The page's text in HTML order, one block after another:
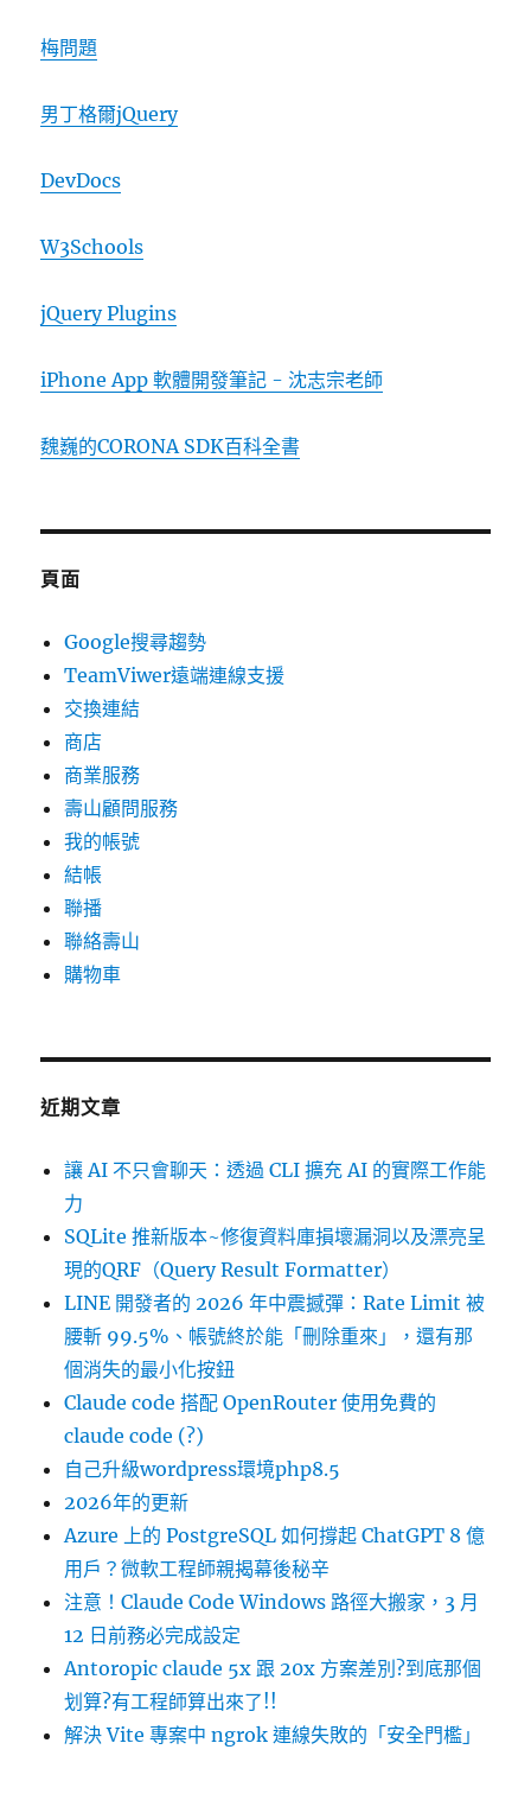
梅問題
男丁格爾jQuery
DevDocs
W3Schools
jQuery Plugins
iPhone App 軟體開發筆記 - 沈志宗老師
魏巍的CORONA SDK百科全書
頁面
Google搜尋趨勢
TeamViwer遠端連線支援
交換連結
商店
商業服務
壽山顧問服務
我的帳號
結帳
聯播
聯絡壽山
購物車
近期文章
讓 AI 不只會聊天：透過 CLI 擴充 AI 的實際工作能
力
SQLite 推新版本~修復資料庫損壞漏洞以及漂亮呈
現的QRF（Query Result Formatter）
LINE 開發者的 2026 年中震撼彈：Rate Limit 被
腰斬 99.5%、帳號終於能「刪除重來」，還有那
個消失的最小化按鈕
Claude code 搭配 OpenRouter 使用免費的
claude code (?)
自己升級wordpress環境php8.5
2026年的更新
Azure 上的 PostgreSQL 如何撐起 ChatGPT 8 億
用戶？微軟工程師親揭幕後秘辛
注意！Claude Code Windows 路徑大搬家，3 月
12 日前務必完成設定
Antoropic claude 5x 跟 20x 方案差別?到底那個
划算?有工程師算出來了!!
解決 Vite 專案中 ngrok 連線失敗的「安全門檻」